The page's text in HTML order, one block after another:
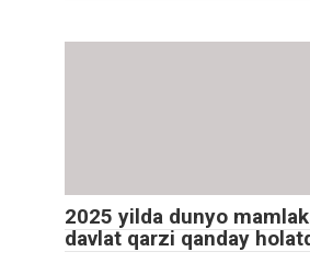
2025 yilda dunyo
davlat qarzi qanday